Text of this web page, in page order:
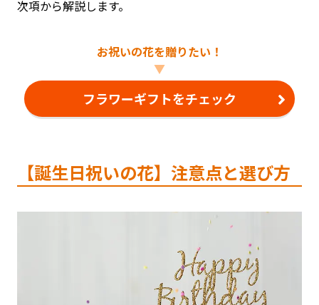
次項から解説します。
お祝いの花を贈りたい！
▼
フラワーギフトをチェック
【誕生日祝いの花】注意点と選び方